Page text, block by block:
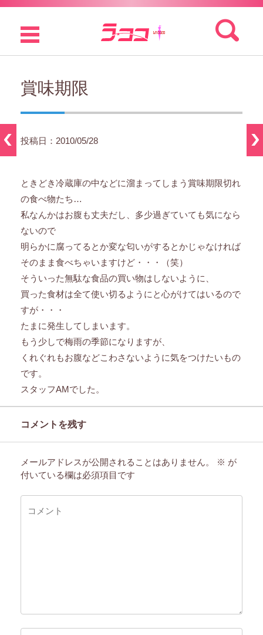
検索:
コンテンツに移動
賞味期限
投稿日：2010/05/28
ときどき冷蔵庫の中などに溜まってしまう賞味期限切れ
の食べ物たち…
私なんかはお腹も丈夫だし、多少過ぎていても気になら
ないので
明らかに腐ってるとか変な匂いがするとかじゃなければ
そのまま食べちゃいますけど・・・（笑）
そういった無駄な食品の買い物はしないように、
買った食材は全て使い切るようにと心がけてはいるので
すが・・・
たまに発生してしまいます。
もう少しで梅雨の季節になりますが、
くれぐれもお腹などこわさないように気をつけたいもの
です。
スタッフAMでした。
コメントを残す
メールアドレスが公開されることはありません。 ※ が
付いている欄は必須項目です